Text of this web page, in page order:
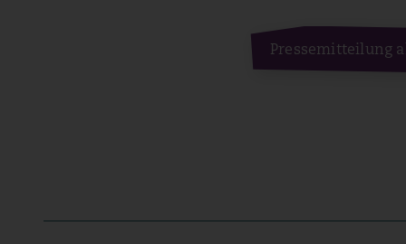
Pressemitteilung